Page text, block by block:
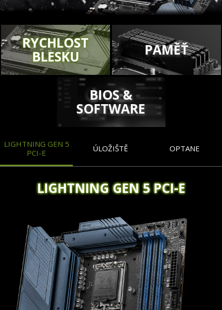
RYCHLOST
BLESKU PAMĚŤ
BIOS &
SOFTWARE
LIGHTNING GEN 5
PCI-E
ÚLOŽIŠTĚ OPTANE
LIGHTNING GEN 5 PCI-E